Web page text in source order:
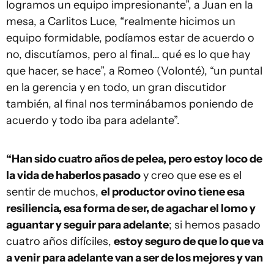
logramos un equipo impresionante”, a Juan en la
mesa, a Carlitos Luce, “realmente hicimos un
equipo formidable, podíamos estar de acuerdo o
no, discutíamos, pero al final… qué es lo que hay
que hacer, se hace”, a Romeo (Volonté), “un puntal
en la gerencia y en todo, un gran discutidor
también, al final nos terminábamos poniendo de
acuerdo y todo iba para adelante”.
“Han sido cuatro años de pelea, pero estoy loco de
la vida de haberlos pasadoy creo que ese es el
sentir de muchos, el productor ovino tiene esa
resiliencia, esa forma de ser, de agachar el lomo y
aguantar y seguir para adelante; si hemos pasado
cuatro años difíciles, estoy seguro de que lo que va
a venir para adelante van a ser de los mejores y van